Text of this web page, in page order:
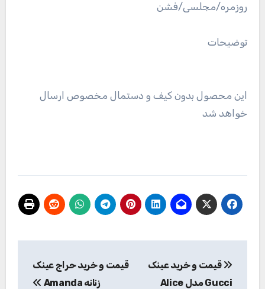
روزمره/مجلسی/فشن
توضیحات
این محصول بدون کیف و دستمال مخصوص ارسال
خواهد شد
نوشته
قیمت و خرید عینک
Gucci مدل Alice
قیمت و خرید حراج عینک
زنانه Amanda